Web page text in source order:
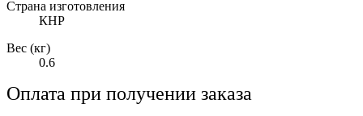
Страна изготовления
КНР
Вес (кг)
0.6
Оплата при получении заказа